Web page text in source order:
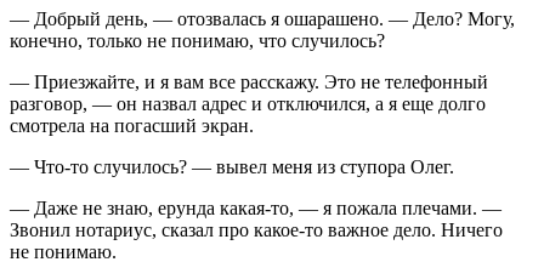
— Добрый день, — отозвалась я ошарашено. — Дело? Могу,
конечно, только не понимаю, что случилось?
— Приезжайте, и я вам все расскажу. Это не телефонный
разговор, — он назвал адрес и отключился, а я еще долго
смотрела на погасший экран.
— Что-то случилось? — вывел меня из ступора Олег.
— Даже не знаю, ерунда какая-то, — я пожала плечами. —
Звонил нотариус, сказал про какое-то важное дело. Ничего
не понимаю.